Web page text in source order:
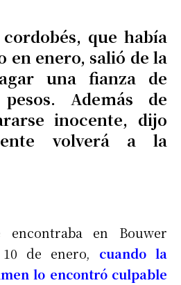
que había
en enero, salió de la
una fianza de
Además de
inocente, dijo
volverá a la
encontraba en Bouwer
de enero, cuando la
lo encontró culpable